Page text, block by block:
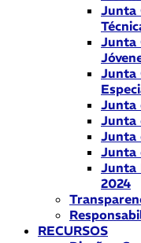
Junta
Junta
Junta
Junta
Junta
Junta
Junta
Junta
2024
RECURSOS